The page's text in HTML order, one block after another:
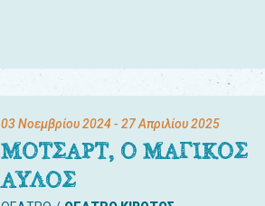
03 Νοεμβρίου 2024- 27 Απριλίου 2025
ΜΟΤΣΑΡΤ, Ο ΜΑΓΙΚΟΣ
ΑΥΛΟΣ